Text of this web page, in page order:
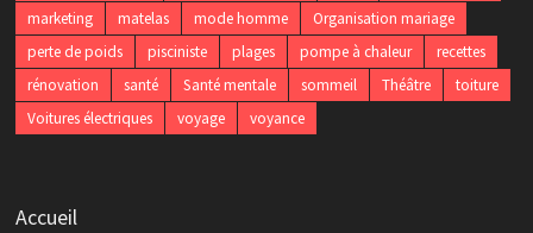
marketing
matelas mode homme
Organisation mariage
perte de poids
pisciniste plages pompe à chaleur
recettes
rénovation
santé Santé mentale sommeil Théâtre
toiture
Voitures électriques
voyage voyance
Accueil